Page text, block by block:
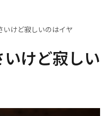
いけど寂しいのはイヤ
けど寂しい